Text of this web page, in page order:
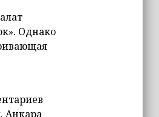
Однако
Анкара